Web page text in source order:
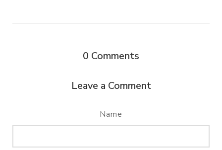
0 Comments
Leave a Comment
Name